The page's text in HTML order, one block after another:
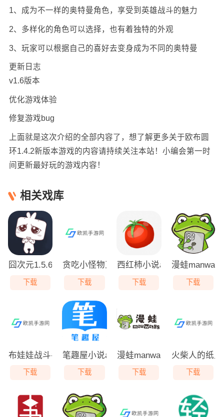
1、成为不一样的奥特曼角色，享受到英雄战斗的魅力
2、多样化的角色可以选择，也有着独特的外观
3、玩家可以根据自己的喜好去变身成为不同的奥特曼
更新日志
v1.6版本
优化游戏体验
修复游戏bug
上面就是这次介绍的全部内容了，想了解更多关于欧布圆
环1.4.2新版本游戏的内容请持续关注本站！小编会第一时
间更新最好玩的游戏内容！
相关戏库
囧次元1.5.6.8无广告版
下载
贪吃小怪物正版
下载
西红柿小说app下载
下载
漫蛙manwa2
下载
布娃娃战斗手机版
下载
笔趣屋小说app下载
下载
漫蛙manwa正版软件
下载
火柴人的纸
下载